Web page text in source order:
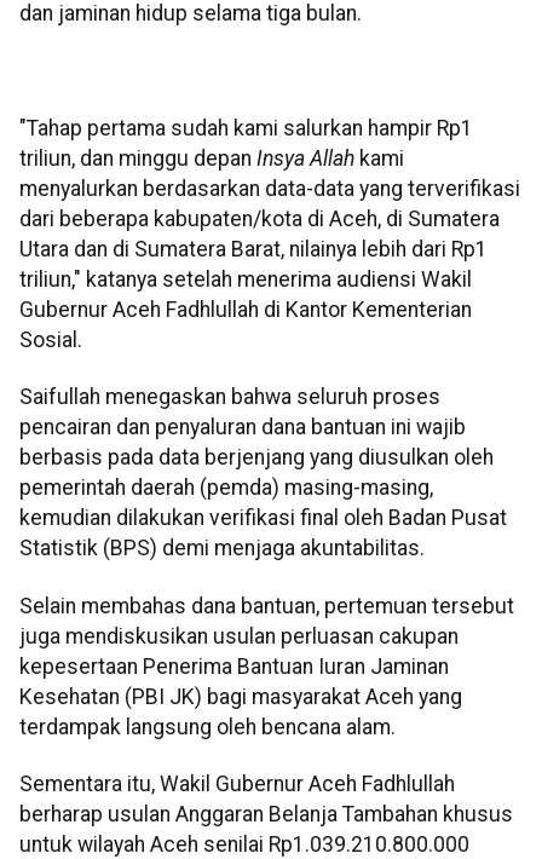
dan jaminan hidup selama tiga bulan.
"Tahap pertama sudah kami salurkan hampir Rp1
triliun, dan minggu depan Insya Allah kami
menyalurkan berdasarkan data-data yang terverifikasi
dari beberapa kabupaten/kota di Aceh, di Sumatera
Utara dan di Sumatera Barat, nilainya lebih dari Rp1
triliun," katanya setelah menerima audiensi Wakil
Gubernur Aceh Fadhlullah di Kantor Kementerian
Sosial.
Saifullah menegaskan bahwa seluruh proses
pencairan dan penyaluran dana bantuan ini wajib
berbasis pada data berjenjang yang diusulkan oleh
pemerintah daerah (pemda) masing-masing,
kemudian dilakukan verifikasi final oleh Badan Pusat
Statistik (BPS) demi menjaga akuntabilitas.
Selain membahas dana bantuan, pertemuan tersebut
juga mendiskusikan usulan perluasan cakupan
kepesertaan Penerima Bantuan Iuran Jaminan
Kesehatan (PBI JK) bagi masyarakat Aceh yang
terdampak langsung oleh bencana alam.
Sementara itu, Wakil Gubernur Aceh Fadhlullah
berharap usulan Anggaran Belanja Tambahan khusus
untuk wilayah Aceh senilai Rp1.039.210.800.000